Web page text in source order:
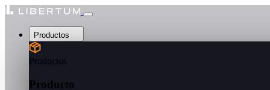
Productos
Productos
Producto